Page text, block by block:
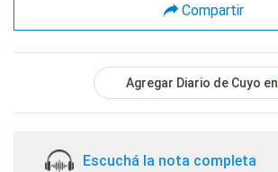
Compartir
Agregar Diario de Cuyo en
Escuchá la nota completa